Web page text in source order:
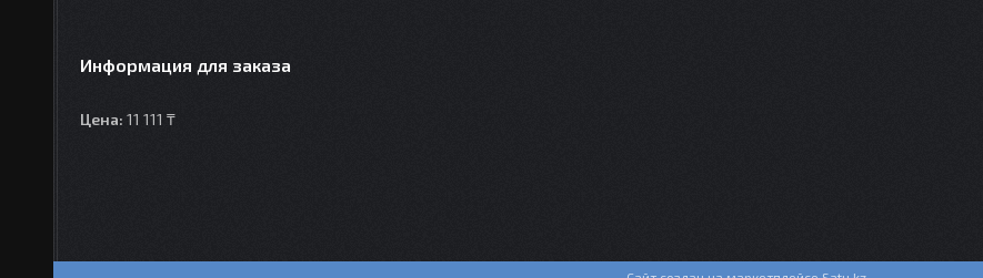
Информация для заказа
Цена: 11 111 ₸